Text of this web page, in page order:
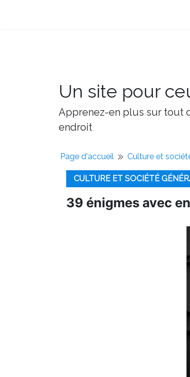
Un site pour
Apprenez-en plus sur tout
endroit
Page d'accueil Culture et
CULTURE ET SOCIÉTÉ
39 énigmes avec